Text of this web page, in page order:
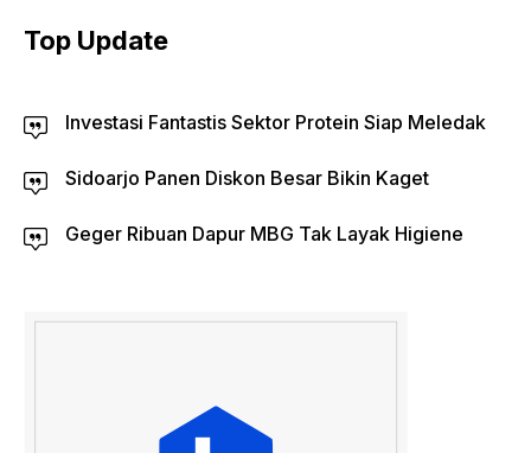
Top Update
Investasi Fantastis Sektor Protein Siap Meledak
Sidoarjo Panen Diskon Besar Bikin Kaget
Geger Ribuan Dapur MBG Tak Layak Higiene